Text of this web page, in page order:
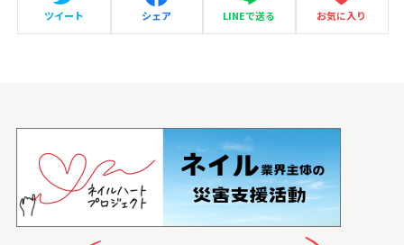
ツイート シェア LINEで送る お気に入り